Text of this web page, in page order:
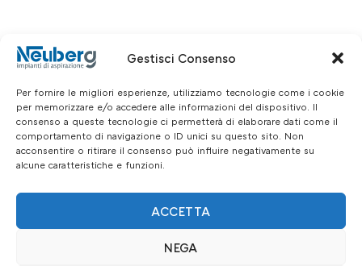
Gestisci Consenso
Per fornire le migliori esperienze, utilizziamo tecnologie come i cookie
per memorizzare e/o accedere alle informazioni del dispositivo. Il
consenso a queste tecnologie ci permetterà di elaborare dati come il
comportamento di navigazione o ID unici su questo sito. Non
acconsentire o ritirare il consenso può influire negativamente su
alcune caratteristiche e funzioni.
ACCETTA
NEGA